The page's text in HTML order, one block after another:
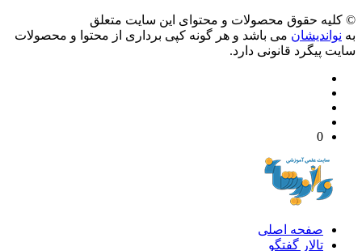
حقوق محصولات و محتوای اين سایت متعلق
می باشد و هر گونه کپی برداری از محتوا و محصولات
پیگرد قانونی دارد.
صفحه اصلی
تالار گفتگو